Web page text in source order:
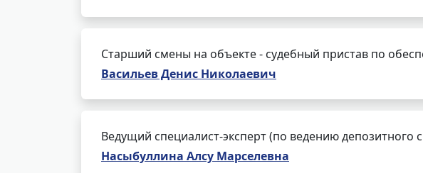
Старший смены на объекте - судебный пристав по
Васильев Денис Николаевич
Ведущий специалист-эксперт (по ведению депозитного
Насыбуллина Алсу Марселевна